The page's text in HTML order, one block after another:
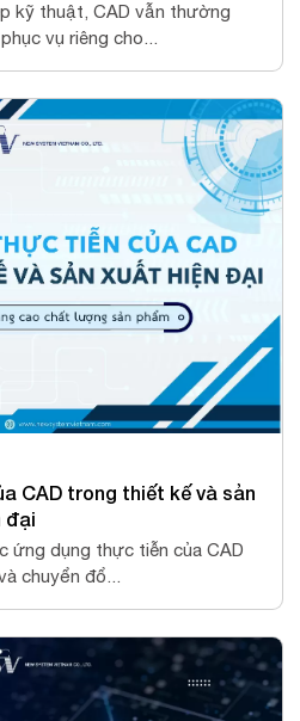
kỹ thuật, CAD vẫn thường
vụ riêng cho...
CAD trong thiết kế và sản
đại
ứng dụng thực tiễn của CAD
chuyển đổ...